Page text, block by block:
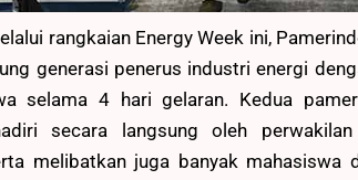
rangkaian Energy Week ini,
generasi penerus industri energi
selama 4 hari gelaran. Kedua
secara langsung oleh
melibatkan juga banyak mahasiswa